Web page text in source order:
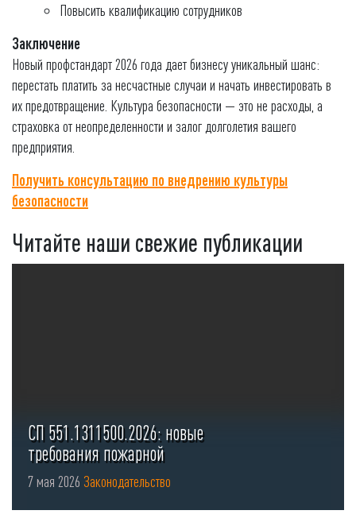
Повысить квалификацию сотрудников
Заключение
Новый профстандарт 2026 года дает бизнесу уникальный шанс:
перестать платить за несчастные случаи и начать инвестировать в
их предотвращение. Культура безопасности — это не расходы, а
страховка от неопределенности и залог долголетия вашего
предприятия.
Получить консультацию по внедрению культуры
безопасности
Читайте наши свежие публикации
СП 551.1311500.2026: новые
требования пожарной
безопасности для стоянок ...
7 мая 2026 Законодательство